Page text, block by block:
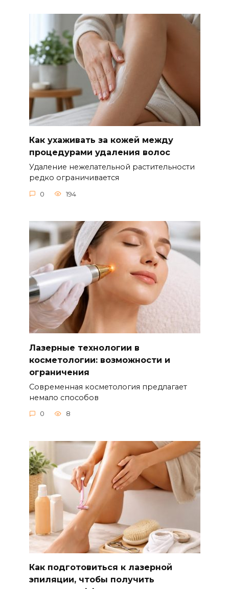
Как ухаживать за кожей между
процедурами удаления волос
Удаление нежелательной растительности
редко ограничивается
0 194
Лазерные технологии в
косметологии: возможности и
ограничения
Современная косметология предлагает
немало способов
0 8
Как подготовиться к лазерной
эпиляции, чтобы получить